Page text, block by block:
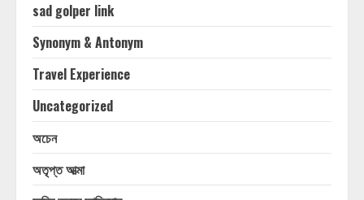
sad golper link
Synonym & Antonym
Travel Experience
Uncategorized
অচেন
অতৃপ্ত আত্মা